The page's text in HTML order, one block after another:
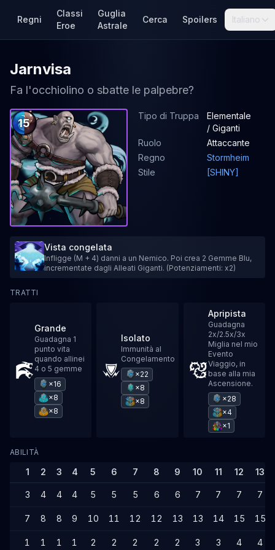
Regni
Classi
Eroe
Guglia
Astrale
Cerca Spoilers Italiano
Jarnvisa
Fa l'occhiolino o sbatte le palpebre?
15
Tipo di Truppa
Elementale
/ Giganti
Ruolo
Attaccante
Regno
Stormheim
Stile
[SHINY]
Vista congelata
Infligge (M + 4) danni a un Nemico. Poi crea 2 Gemme Blu,
incrementate dagli Alleati Giganti. (Potenziamenti: x2)
TRATTI
Grande
Guadagna 1
punto vita
quando allinei
4 o 5 gemme
×16
×8
×8
Isolato
Immunità al
Congelamento
×22
×8
×8
Apripista
Guadagna
2x/2.5x/3x
Miglia nel mio
Evento
Viaggio, in
base alla mia
Ascensione.
×28
×4
×1
ABILITÀ
1 2 3 4 5 6 7 8 9 10 11 12 13
3 4 4 4 5 5 5 6 6 7 7 7 7
7 8 8 9 10 11 12 12 13 13 14 15 15
1 1 1 1 2 2 2 2 2 3 3 4 4